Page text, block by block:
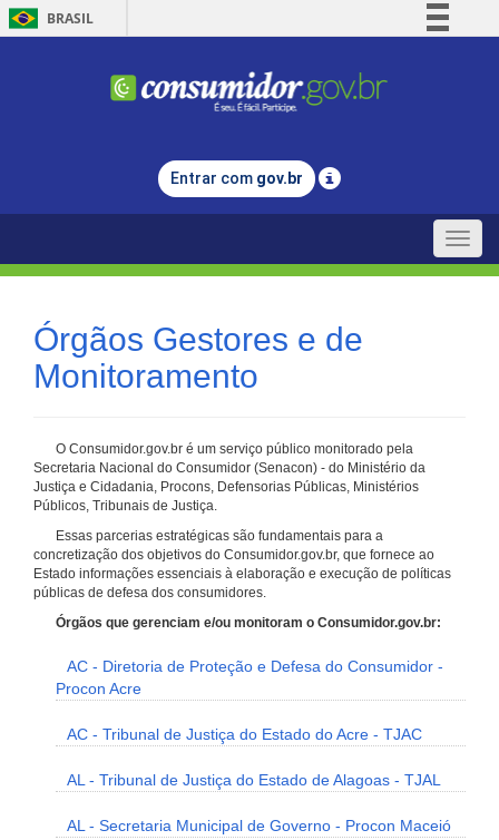
BRASIL
Comunica BR
Legislação
Entrar com gov.br
Toggle
Órgãos Gestores e de
Monitoramento
O Consumidor.gov.br é um serviço público monitorado pela
Secretaria Nacional do Consumidor (Senacon) - do Ministério da
Justiça e Cidadania, Procons, Defensorias Públicas, Ministérios
Públicos, Tribunais de Justiça.
Essas parcerias estratégicas são fundamentais para a
concretização dos objetivos do Consumidor.gov.br, que fornece ao
Estado informações essenciais à elaboração e execução de políticas
públicas de defesa dos consumidores.
Órgãos que gerenciam e/ou monitoram o Consumidor.gov.br:
AC - Diretoria de Proteção e Defesa do Consumidor -
Procon Acre
AC - Tribunal de Justiça do Estado do Acre - TJAC
AL - Tribunal de Justiça do Estado de Alagoas - TJAL
AL - Secretaria Municipal de Governo - Procon Maceió